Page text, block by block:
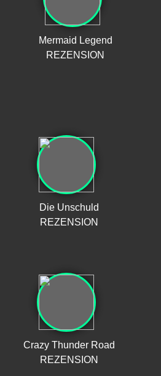
Mermaid Legend
REZENSION
Die Unschuld
REZENSION
Crazy Thunder Road
REZENSION